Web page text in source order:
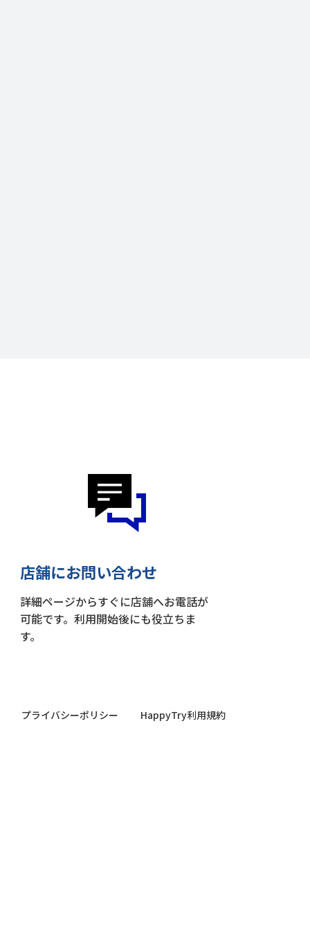
店舗にお問い合わせ
詳細ページからすぐに店舗へお電話が
可能です。利用開始後にも役立ちま
す。
プライバシーポリシー HappyTry利用規約